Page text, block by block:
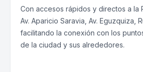
Con accesos rápidos y directos a la
Av. Aparicio Saravia, Av. Eguzquiza,
facilitando la conexión con los
de la ciudad y sus alrededores.